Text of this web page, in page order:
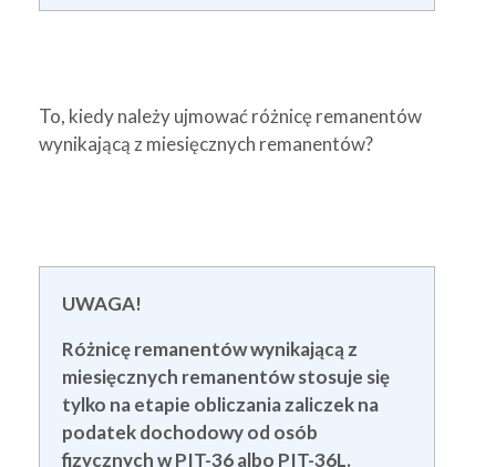
To, kiedy należy ujmować różnicę remanentów
wynikającą z miesięcznych remanentów?
UWAGA!
Różnicę remanentów wynikającą z
miesięcznych remanentów stosuje się
tylko na etapie obliczania zaliczek na
podatek dochodowy od osób
fizycznych w PIT-36 albo PIT-36L.